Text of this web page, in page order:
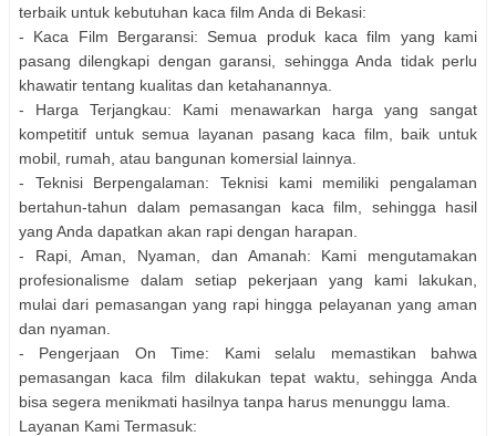
terbaik untuk kebutuhan kaca film Anda di Bekasi:
- Kaca Film Bergaransi: Semua produk kaca film yang kami
pasang dilengkapi dengan garansi, sehingga Anda tidak perlu
khawatir tentang kualitas dan ketahanannya.
- Harga Terjangkau: Kami menawarkan harga yang sangat
kompetitif untuk semua layanan pasang kaca film, baik untuk
mobil, rumah, atau bangunan komersial lainnya.
- Teknisi Berpengalaman: Teknisi kami memiliki pengalaman
bertahun-tahun dalam pemasangan kaca film, sehingga hasil
yang Anda dapatkan akan rapi dengan harapan.
- Rapi, Aman, Nyaman, dan Amanah: Kami mengutamakan
profesionalisme dalam setiap pekerjaan yang kami lakukan,
mulai dari pemasangan yang rapi hingga pelayanan yang aman
dan nyaman.
- Pengerjaan On Time: Kami selalu memastikan bahwa
pemasangan kaca film dilakukan tepat waktu, sehingga Anda
bisa segera menikmati hasilnya tanpa harus menunggu lama.
Layanan Kami Termasuk: